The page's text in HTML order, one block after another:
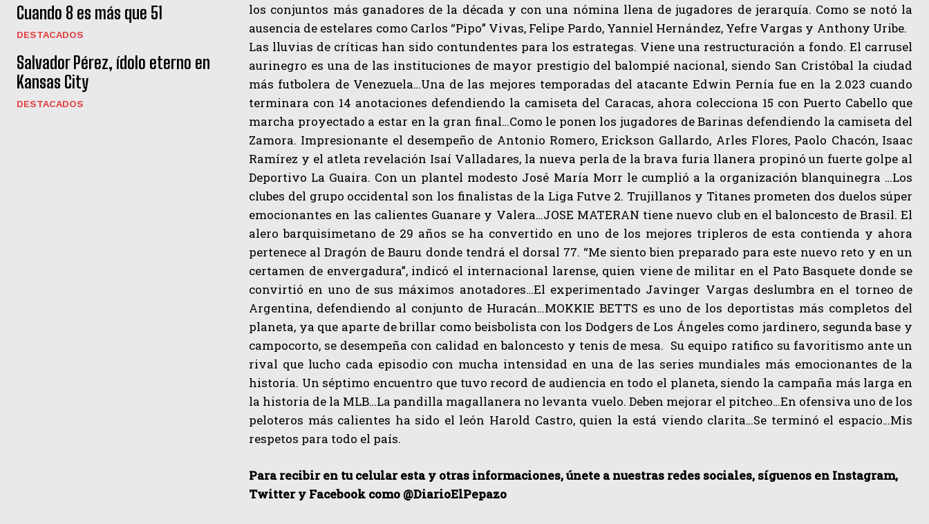
QUIERO SUSCRIBIRME
He leído y acepto lasPolítica de privacidad.
Cuando 8 es más que 51
DESTACADOS
Salvador Pérez, ídolo eterno en
Kansas City
DESTACADOS
los conjuntos más ganadores de la década y con una nómina llena de jugadores de jerarquía. Como se notó la
ausencia de estelares como Carlos “Pipo” Vivas, Felipe Pardo, Yanniel Hernández, Yefre Vargas y Anthony Uribe.
Las lluvias de críticas han sido contundentes para los estrategas. Viene una restructuración a fondo. El carrusel
aurinegro es una de las instituciones de mayor prestigio del balompié nacional, siendo San Cristóbal la ciudad
más futbolera de Venezuela…Una de las mejores temporadas del atacante Edwin Pernía fue en la 2.023 cuando
terminara con 14 anotaciones defendiendo la camiseta del Caracas, ahora colecciona 15 con Puerto Cabello que
marcha proyectado a estar en la gran final…Como le ponen los jugadores de Barinas defendiendo la camiseta del
Zamora. Impresionante el desempeño de Antonio Romero, Erickson Gallardo, Arles Flores, Paolo Chacón, Isaac
Ramírez y el atleta revelación Isaí Valladares, la nueva perla de la brava furia llanera propinó un fuerte golpe al
Deportivo La Guaira. Con un plantel modesto José María Morr le cumplió a la organización blanquinegra …Los
clubes del grupo occidental son los finalistas de la Liga Futve 2. Trujillanos y Titanes prometen dos duelos súper
emocionantes en las calientes Guanare y Valera…JOSE MATERAN tiene nuevo club en el baloncesto de Brasil. El
alero barquisimetano de 29 años se ha convertido en uno de los mejores tripleros de esta contienda y ahora
pertenece al Dragón de Bauru donde tendrá el dorsal 77. “Me siento bien preparado para este nuevo reto y en un
certamen de envergadura”, indicó el internacional larense, quien viene de militar en el Pato Basquete donde se
convirtió en uno de sus máximos anotadores…El experimentado Javinger Vargas deslumbra en el torneo de
Argentina, defendiendo al conjunto de Huracán…MOKKIE BETTS es uno de los deportistas más completos del
planeta, ya que aparte de brillar como beisbolista con los Dodgers de Los Ángeles como jardinero, segunda base y
campocorto, se desempeña con calidad en baloncesto y tenis de mesa. Su equipo ratifico su favoritismo ante un
rival que lucho cada episodio con mucha intensidad en una de las series mundiales más emocionantes de la
historia. Un séptimo encuentro que tuvo record de audiencia en todo el planeta, siendo la campaña más larga en
la historia de la MLB…La pandilla magallanera no levanta vuelo. Deben mejorar el pitcheo…En ofensiva uno de los
peloteros más calientes ha sido el león Harold Castro, quien la está viendo clarita…Se terminó el espacio…Mis
respetos para todo el país.
Para recibir en tu celular esta y otras informaciones, únete a nuestras redes sociales, síguenos en Instagram,
Twitter y Facebook como @DiarioElPepazo